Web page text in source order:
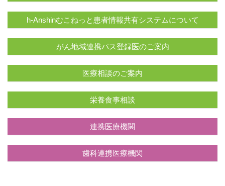
h-Anshinむこねっと患者情報共有システムについて
がん地域連携パス登録医のご案内
医療相談のご案内
栄養食事相談
連携医療機関
歯科連携医療機関